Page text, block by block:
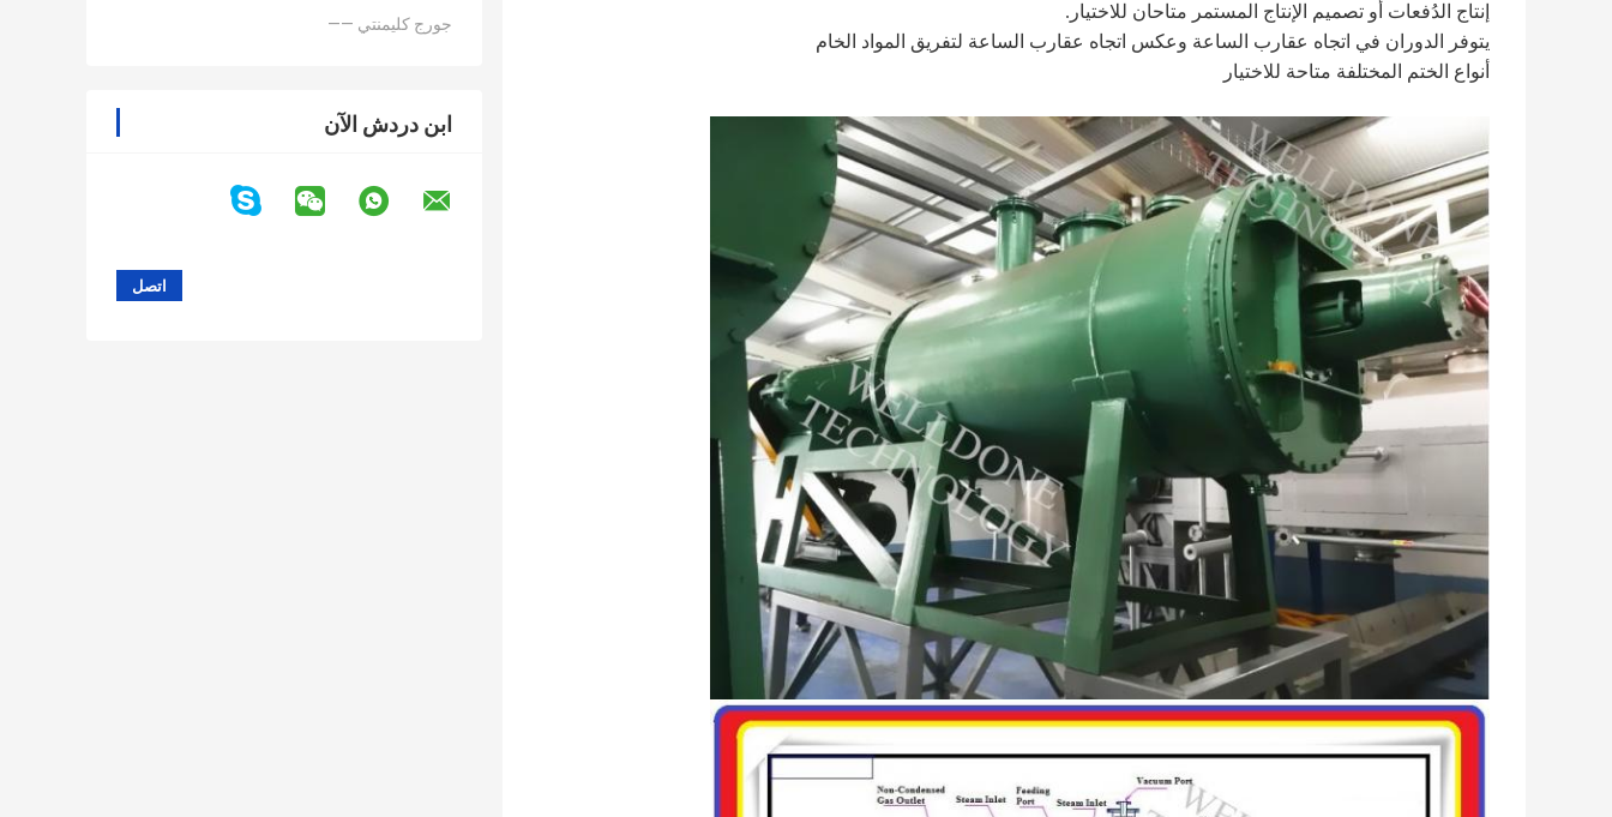
—— جورج كليمنتي
ابن دردش الآن
إنتاج الدُفعات أو تصميم الإنتاج المستمر متاحان للاختيار.
يتوفر الدوران في اتجاه عقارب الساعة وعكس اتجاه عقارب الساعة لتفريق المواد الخام
أنواع الختم المختلفة متاحة للاختيار